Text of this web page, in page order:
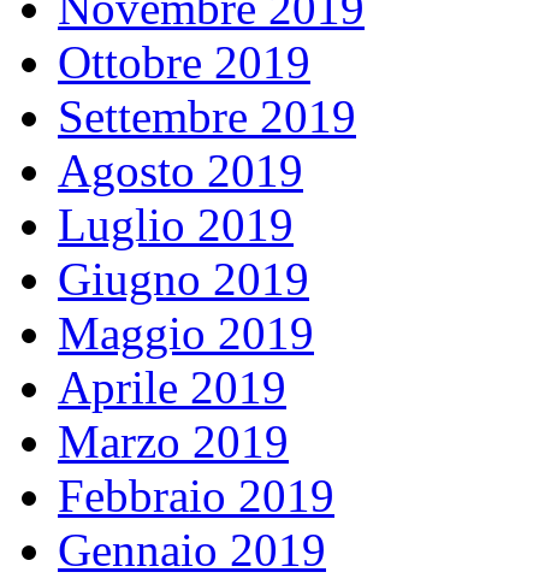
Ottobre 2019
Settembre 2019
Agosto 2019
Luglio 2019
Giugno 2019
Maggio 2019
Aprile 2019
Marzo 2019
Febbraio 2019
Gennaio 2019